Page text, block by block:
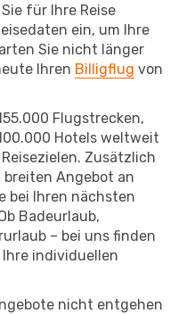
für Ihre Reise
ein, um Ihre
Sie nicht länger
Ihren Billigflug von
Flugstrecken,
Hotels weltweit
Zusätzlich
breiten Angebot an
bei Ihren nächsten
Badeurlaub,
– bei uns finden
individuellen
nicht entgehen